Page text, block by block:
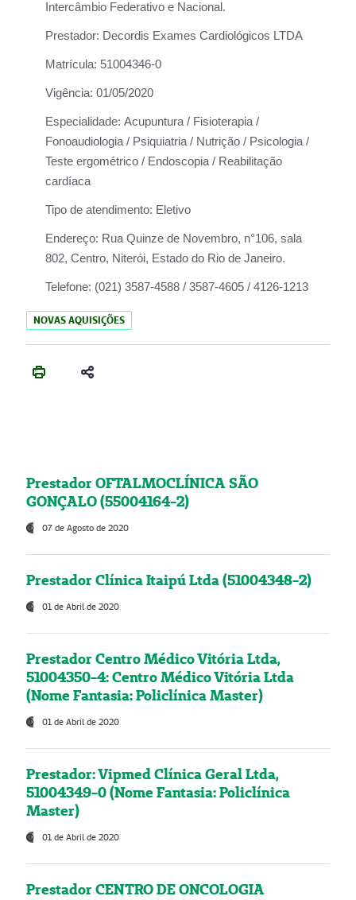
Intercâmbio Federativo e Nacional.
Prestador: Decordis Exames Cardiológicos LTDA
Matrícula: 51004346-0
Vigência: 01/05/2020
Especialidade: Acupuntura / Fisioterapia /
Fonoaudiologia / Psiquiatria / Nutrição / Psicologia /
Teste ergométrico / Endoscopia / Reabilitação
cardíaca
Tipo de atendimento: Eletivo
Endereço: Rua Quinze de Novembro, n°106, sala
802, Centro, Niterói, Estado do Rio de Janeiro.
Telefone: (021) 3587-4588 / 3587-4605 / 4126-1213
NOVAS AQUISIÇÕES
Prestador OFTALMOCLÍNICA SÃO
GONÇALO (55004164-2)
07 de Agosto de 2020
Prestador Clínica Itaipú Ltda (51004348-2)
01 de Abril de 2020
Prestador Centro Médico Vitória Ltda,
51004350-4: Centro Médico Vitória Ltda
(Nome Fantasia: Policlínica Master)
01 de Abril de 2020
Prestador: Vipmed Clínica Geral Ltda,
51004349-0 (Nome Fantasia: Policlínica
Master)
01 de Abril de 2020
Prestador CENTRO DE ONCOLOGIA